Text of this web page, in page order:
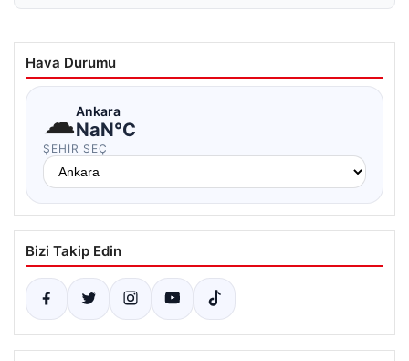
Hava Durumu
☁Ankara
NaN°C
ŞEHIR SEÇ
Bizi Takip Edin